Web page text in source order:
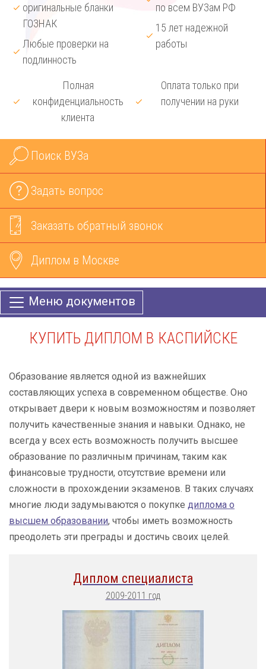
оригинальные бланки
ГОЗНАК
Любые проверки на
подлинность
по всем ВУЗам РФ
15 лет надежной
работы
Полная
конфиденциальность
клиента
Оплата только при
получении на руки
Поиск ВУЗа
Задать вопрос
Заказать обратный звонок
Диплом в Москве
Меню документов
КУПИТЬ ДИПЛОМ В КАСПИЙСКЕ
Образование является одной из важнейших
составляющих успеха в современном обществе. Оно
открывает двери к новым возможностям и позволяет
получить качественные знания и навыки. Однако, не
всегда у всех есть возможность получить высшее
образование по различным причинам, таким как
финансовые трудности, отсутствие времени или
сложности в прохождении экзаменов. В таких случаях
многие люди задумываются о покупке диплома о
высшем образовании, чтобы иметь возможность
преодолеть эти преграды и достичь своих целей.
Диплом специалиста
2009-2011 год